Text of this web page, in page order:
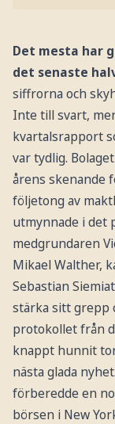
Det mesta har
det senaste
siffrorna och
Inte till svart,
kvartalsrapport
var tydlig.
årens skenande
följetong av
utmynnade i det
medgrundaren
Mikael Walther,
Sebastian
stärka sitt grepp
protokollet från
knappt hunnit
nästa glada
förberedde en
börsen i New